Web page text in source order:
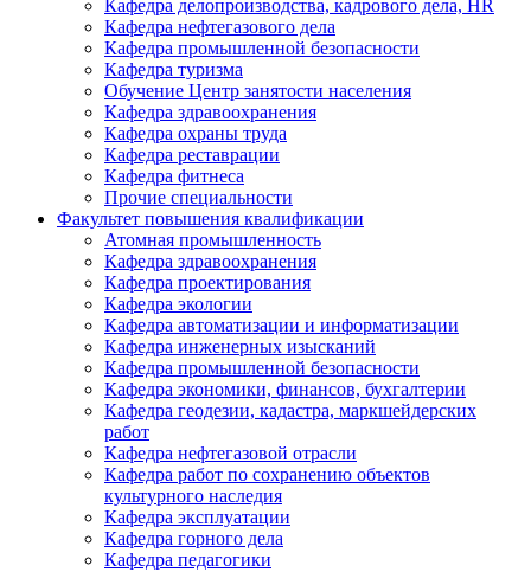
Кафедра делопроизводства, кадрового дела, HR
Кафедра нефтегазового дела
Кафедра промышленной безопасности
Кафедра туризма
Обучение Центр занятости населения
Кафедра здравоохранения
Кафедра охраны труда
Кафедра реставрации
Кафедра фитнеса
Прочие специальности
Факультет повышения квалификации
Атомная промышленность
Кафедра здравоохранения
Кафедра проектирования
Кафедра экологии
Кафедра автоматизации и информатизации
Кафедра инженерных изысканий
Кафедра промышленной безопасности
Кафедра экономики, финансов, бухгалтерии
Кафедра геодезии, кадастра, маркшейдерских
работ
Кафедра нефтегазовой отрасли
Кафедра работ по сохранению объектов
культурного наследия
Кафедра эксплуатации
Кафедра горного дела
Кафедра педагогики